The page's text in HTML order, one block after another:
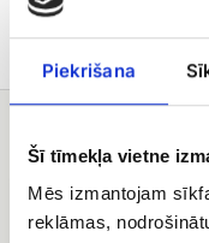
Piekrišana
Šī tīmekļa vietne
Mēs izmantojam
reklāmas,
Jums varētu patikt
Sarkanu
(50